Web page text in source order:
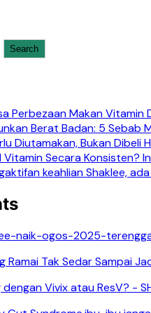
Search
Perbezaan Makan
Berat Badan: 5 Sebab
Diutamakan, Bukan Dibeli
Secara Konsisten?
keahlian Shaklee,
naik-ogos-2025-
Ramai Tak Sedar Sampai
Vivix atau ResV? -